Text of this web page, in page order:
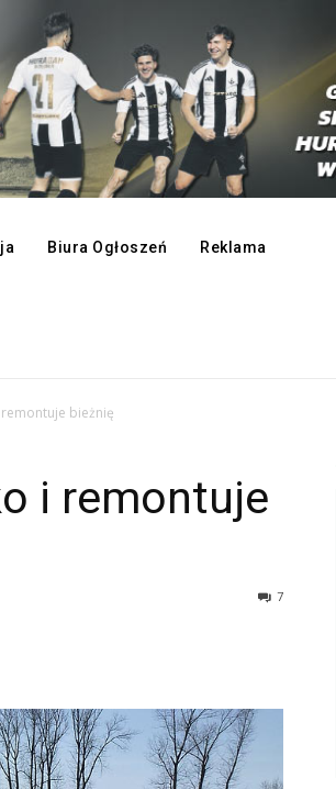
Biura Ogłoszeń Reklama
bieżnię
i remontuje
7